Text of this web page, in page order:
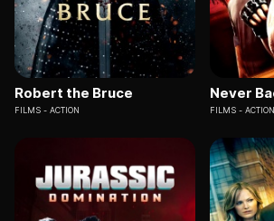
Robert the Bruce
FILMS ACTION
Never
FILMS ACTION